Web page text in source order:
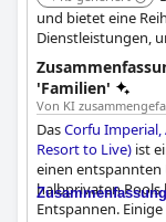
und bietet eine
Dienstleistungen,
Aufenthalt zu
Erwachsene als
'Familien'
Von KI
DasCorfu Imperial,
Resort to Live) ist
einen entspannten
halbprivaten Pools
Entspannen.